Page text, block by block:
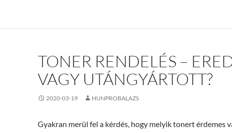
TONER RENDELÉS –
VAGY UTÁNGYÁRTOTT?
2020-03-19 HUNPROBALAZS
Gyakran merül fel a kérdés, hogy melyik tonert érdemes